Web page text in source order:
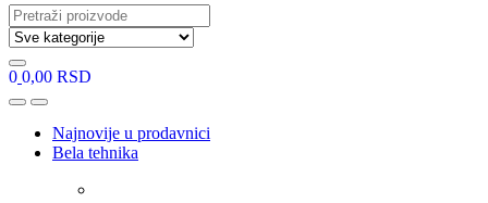
Search
for:
0 0,00 RSD
OpenClose
Najnovije u prodavnici
Bela tehnika